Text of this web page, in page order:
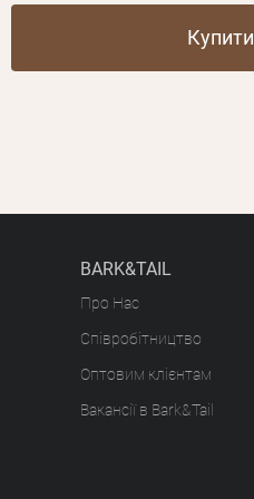
Купити
BARK&TAIL
Про Нас
Співробітництво
Оптовим клієнтам
Вакансії в Bark&Tail